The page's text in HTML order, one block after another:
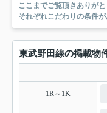
ここまでご覧頂きありがとうございます。 お
それぞれこだわりの条件
東武野田線の掲載物
1R～1K